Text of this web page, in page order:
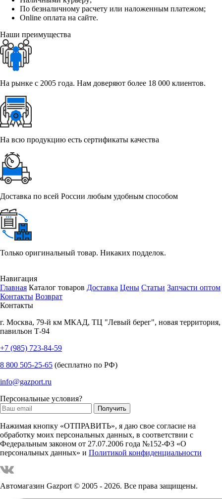
По безналичному расчету или наложенным платежом;
Online оплата на сайте.
Наши преимущества
На рынке с 2005 года. Нам доверяют более 18 000 клиентов.
На всю продукцию есть сертификаты качества
Доставка по всей России любым удобным способом
Только оригинальный товар. Никаких подделок.
Навигация
Главная Каталог товаров Доставка Цены Статьи Запчасти оптом
Контакты Возврат
Контакты
г. Москва, 79-й км МКАД, ТЦ "Левый берег", новая территория,
павильон Т-94
+7 (985) 723-84-59
8 800 505-25-65 (бесплатно по РФ)
info@gazport.ru
Персональные условия?
Нажимая кнопку «ОТПРАВИТЬ», я даю свое согласие на
обработку моих персональных данных, в соответствии с
Федеральным законом от 27.07.2006 года №152-ФЗ «О
персональных данных» и Политикой конфиденциальности
Автомагазин Gazport© 2005 - 2026. Все права защищены.